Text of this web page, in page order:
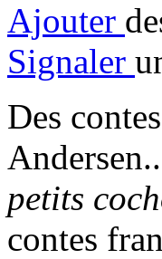
Ajouter
Signaler
Des
petits
contes